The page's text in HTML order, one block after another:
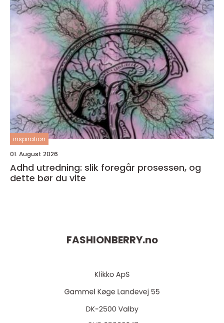
inspiration
01. August 2026
Adhd utredning: slik foregår prosessen, og
dette bør du vite
FASHIONBERRY.no